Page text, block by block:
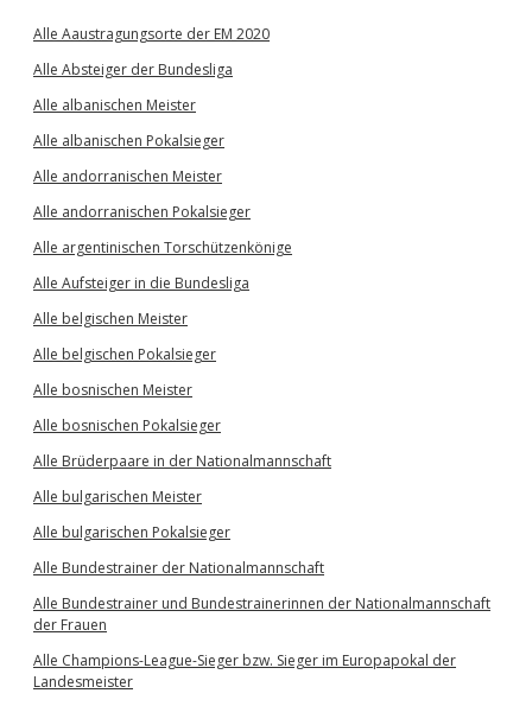
Alle Aaustragungsorte der EM 2020
Alle Absteiger der Bundesliga
Alle albanischen Meister
Alle albanischen Pokalsieger
Alle andorranischen Meister
Alle andorranischen Pokalsieger
Alle argentinischen Torschützenkönige
Alle Aufsteiger in die Bundesliga
Alle belgischen Meister
Alle belgischen Pokalsieger
Alle bosnischen Meister
Alle bosnischen Pokalsieger
Alle Brüderpaare in der Nationalmannschaft
Alle bulgarischen Meister
Alle bulgarischen Pokalsieger
Alle Bundestrainer der Nationalmannschaft
Alle Bundestrainer und Bundestrainerinnen der Nationalmannschaft
der Frauen
Alle Champions-League-Sieger bzw. Sieger im Europapokal der
Landesmeister